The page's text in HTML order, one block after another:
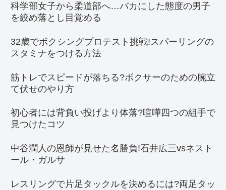
科学部女子から柔道部へ…バカにした態度の男子
を絞め落とし目覚める
32歳でボクシングプロテスト挑戦!スパーリングの
スタミナをつける方法
筋トレでスピードが落ちる?ボクサーのための腕立
て伏せのやり方
初心者には背負い投げより体落?喧嘩四つの組手で
見つけたコツ
中谷潤人の恩師が見せた名勝負!石井広三vsネスト
ール・ガルサ
レスリングで片足タックルを決めるには?両足タッ